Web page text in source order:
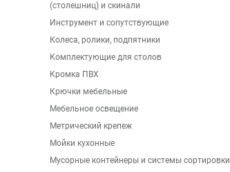
(столешниц) и скинали
Инструмент и сопутствующие
Колеса, ролики, подпятники
Комплектующие для столов
Кромка ПВХ
Крючки мебельные
Мебельное освещение
Метрический крепеж
Мойки кухонные
Мусорные контейнеры и системы сортировки